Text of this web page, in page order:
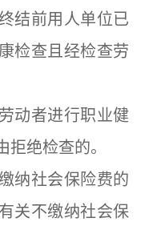
前用人单位已
检查且经检查劳
者进行职业健
绝检查的。
纳社会保险费的
关不缴纳社会保